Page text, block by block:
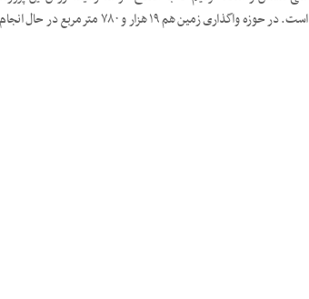
است. در حوزه واگذاری زمین هم ۱۹ هزار و ۷۸۰ مترمربع در حال انجام است.